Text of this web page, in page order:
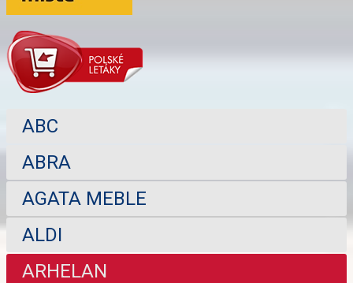
ABC
ABRA
AGATA MEBLE
ALDI
ARHELAN